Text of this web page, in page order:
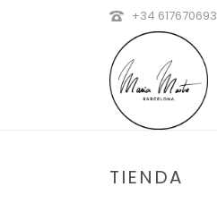
+34 617670693
TIENDA